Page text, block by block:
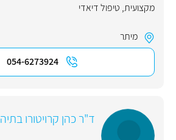
מקצועית, טיפול דיאדי
מיתר
054-6273924
ד"ר כהן קרויטורו בתיה